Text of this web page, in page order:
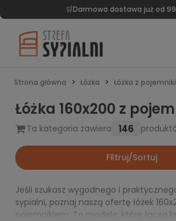
🛒Darmowa dostawa już od
Strona główna Łóżka Łóżka z
Łóżka 160x200 z
Ta kategoria zawiera 146
Filtruj/Sortuj
Jeśli szukasz wygodnego i
sypialni, poznaj naszą ofertę łóżek
pojemnikiem. To modele, które łączą